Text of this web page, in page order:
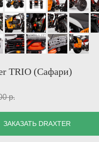
TRIO (Сафари)
р.
ЗАКАЗАТЬ DRAXTER